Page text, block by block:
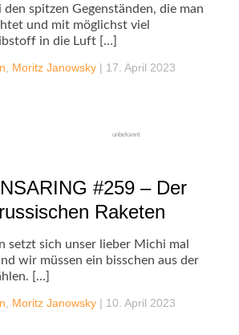
spitzen Gegenständen, die man
und mit möglichst viel
in die Luft […]
Moritz Janowsky | 17. April 2023
unbekannt
#259 – Der
Raketen
setzt sich unser lieber Michi mal
wir müssen ein bisschen aus der
[…]
Moritz Janowsky | 10. April 2023